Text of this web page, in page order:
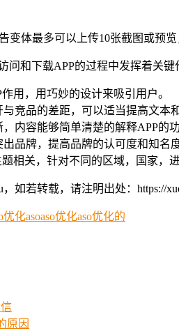
变体最多可以上传10张截图或预
问和下载APP的过程中发挥着关
用，用巧妙的设计来吸引用户。
竞品的差距，可以适当提高文本
内容能够简单清楚的解释APP的功
品牌，提高品牌的认可度和知名度
相关，针对不同的区域，国家，
如若转载，请注明出处：https://
优化asoaso优化aso优化的
原因